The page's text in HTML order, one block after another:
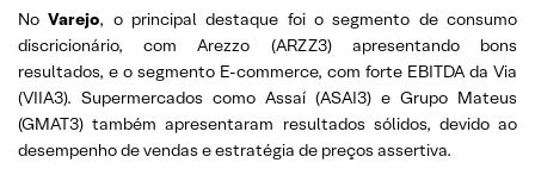
NoVarejo, o principal destaque foi o segmento de consumo
discricionário, com Arezzo (ARZZ3) apresentando bons
resultados, e o segmento E-commerce, com forte EBITDA da Via
(VIIA3). Supermercados como Assaí (ASAI3) e Grupo Mateus
(GMAT3) também apresentaram resultados sólidos, devido ao
desempenho de vendas e estratégia de preços assertiva.